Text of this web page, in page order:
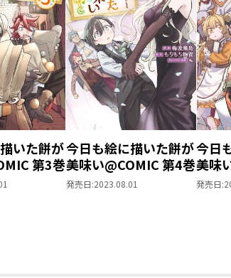
いた餅が
第3巻
今日も絵に描いた餅が
美味い@COMIC 第4巻
発売日:2023.08.01
今日
美味
発売日: